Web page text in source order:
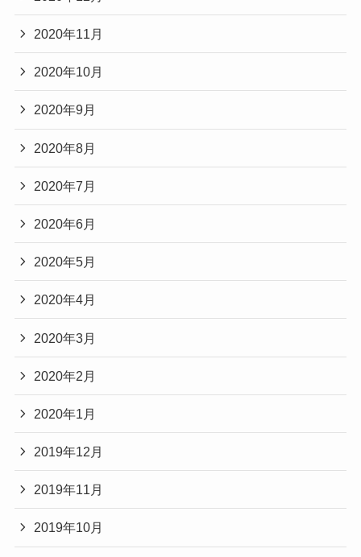
2020年11月
2020年10月
2020年9月
2020年8月
2020年7月
2020年6月
2020年5月
2020年4月
2020年3月
2020年2月
2020年1月
2019年12月
2019年11月
2019年10月